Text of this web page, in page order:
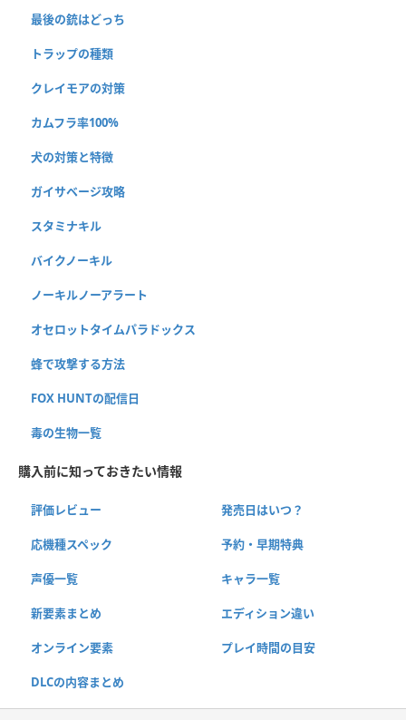
最後の銃はどっち
トラップの種類
クレイモアの対策
カムフラ率100%
犬の対策と特徴
ガイサベージ攻略
スタミナキル
バイクノーキル
ノーキルノーアラート
オセロットタイムパラドックス
蜂で攻撃する方法
FOX HUNTの配信日
毒の生物一覧
購入前に知っておきたい情報
評価レビュー 発売日はいつ？
応機種スペック 予約・早期特典
声優一覧 キャラ一覧
新要素まとめ エディション違い
オンライン要素 プレイ時間の目安
DLCの内容まとめ